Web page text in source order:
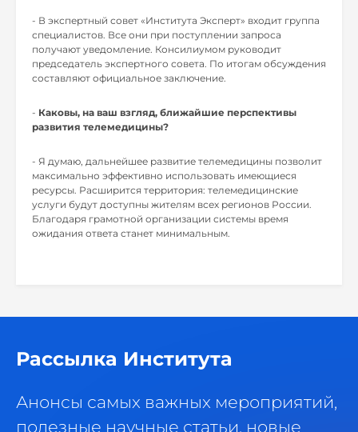
- В экспертный совет «Института Эксперт» входит группа
специалистов. Все они при поступлении запроса
получают уведомление. Консилиумом руководит
председатель экспертного совета. По итогам обсуждения
составляют официальное заключение.
- Каковы, на ваш взгляд, ближайшие перспективы
развития телемедицины?
- Я думаю, дальнейшее развитие телемедицины позволит
максимально эффективно использовать имеющиеся
ресурсы. Расширится территория: телемедицинские
услуги будут доступны жителям всех регионов России.
Благодаря грамотной организации системы время
ожидания ответа станет минимальным.
Рассылка Института
Анонсы самых важных мероприятий,
полезные научные статьи, новые